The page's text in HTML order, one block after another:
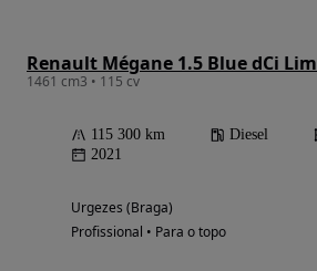
Renault Mégane 1.5 Blue dCi
1461 cm3 • 115 cv
115 300 km Diesel
2021
Urgezes (Braga)
Profissional • Para o topo